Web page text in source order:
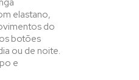
elastano,
do
botões
ou de noite.
e